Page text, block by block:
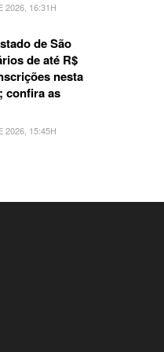
2026, 16:31H
de São
de até R$
nesta
confira as
2026, 15:45H